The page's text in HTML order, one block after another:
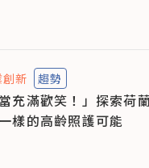
創新 趨勢
充滿歡笑！」探索荷
樣的高齡照護可能